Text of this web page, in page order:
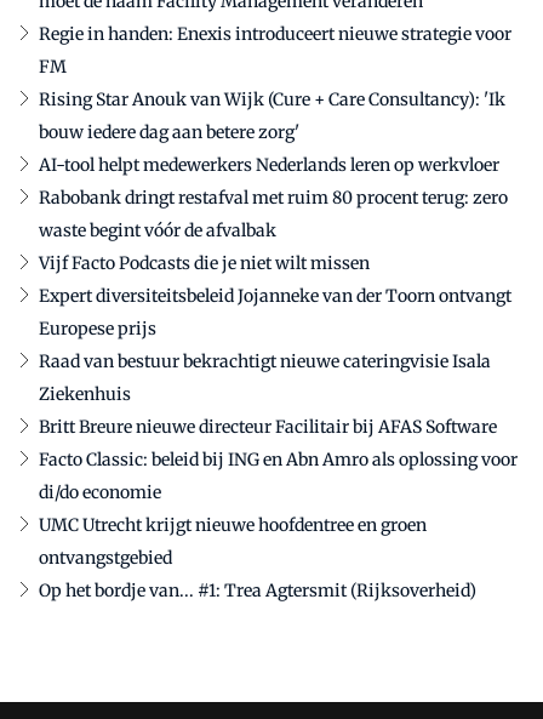
Regie in handen: Enexis introduceert nieuwe strategie voor
FM
Rising Star Anouk van Wijk (Cure + Care Consultancy): 'Ik
bouw iedere dag aan betere zorg'
AI-tool helpt medewerkers Nederlands leren op werkvloer
Rabobank dringt restafval met ruim 80 procent terug: zero
waste begint vóór de afvalbak
Vijf Facto Podcasts die je niet wilt missen
Expert diversiteitsbeleid Jojanneke van der Toorn ontvangt
Europese prijs
Raad van bestuur bekrachtigt nieuwe cateringvisie Isala
Ziekenhuis
Britt Breure nieuwe directeur Facilitair bij AFAS Software
Facto Classic: beleid bij ING en Abn Amro als oplossing voor
di/do economie
UMC Utrecht krijgt nieuwe hoofdentree en groen
ontvangstgebied
Op het bordje van... #1: Trea Agtersmit (Rijksoverheid)